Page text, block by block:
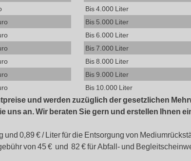
Bis 4.000 Liter
Bis 5.000 Liter
Bis 6.000 Liter
Bis 7.000 Liter
Bis 8.000 Liter
Bis 9.000 Liter
Bis 10.000 Liter
und werden zuzüglich der gesetzlichen
uns an. Wir beraten Sie gern und erstellen Ihnen
0,89 € / Liter für die Entsorgung von
von 45 € und 82 € für Abfall- und